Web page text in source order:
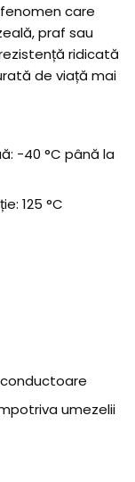
care
praf sau
ridicată
de viață mai
−40 °C până la
125 °C
umezelii